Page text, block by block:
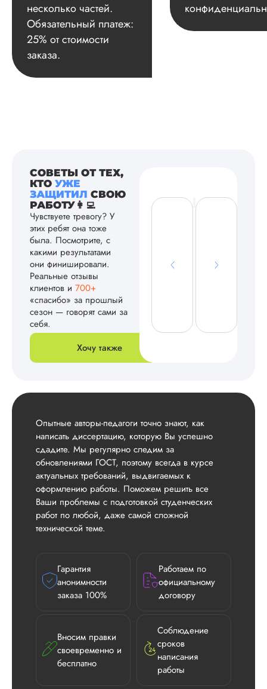
несколько частей.
Обязательный платеж:
25% от стоимости
заказа.
СОВЕТЫ ОТ ТЕХ,
КТО УЖЕ
ЗАЩИТИЛ СВОЮ
РАБОТУ👩‍💻
Чувствуете тревогу? У
этих ребят она тоже
была. Посмотрите, с
какими результатами
они финишировали.
Реальные отзывы
клиентов и 700+
«спасибо» за прошлый
сезон — говорят сами за
себя.
Хочу также
Опытные авторы-педагоги точно знают, как
написать диссертацию, которую Вы успешно
сдадите. Мы регулярно следим за
обновлениями ГОСТ, поэтому всегда в курсе
актуальных требований, выдвигаемых к
оформлению работы. Поможем решить все
Ваши проблемы с подготовкой студенческих
работ по любой, даже самой сложной
технической теме.
Гарантия
анонимности
заказа 100%
Работаем по
официальному
договору
Вносим правки
своевременно и
бесплатно
Соблюдение
сроков
написания
работы